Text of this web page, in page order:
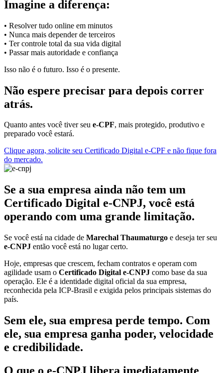
Imagine a diferença:
• Resolver tudo online em minutos
• Nunca mais depender de terceiros
• Ter controle total da sua vida digital
• Passar mais autoridade e confiança
Isso não é o futuro. Isso é o presente.
Não espere precisar para depois correr
atrás.
Quanto antes você tiver seu e-CPF, mais protegido, produtivo e
preparado você estará.
Clique agora, solicite seu Certificado Digital e-CPF e não fique fora
do mercado.
Se a sua empresa ainda não tem um
Certificado Digital e-CNPJ, você está
operando com uma grande limitação.
Se você está na cidade de Marechal Thaumaturgo e deseja ter seu
e-CNPJ então você está no lugar certo.
Hoje, empresas que crescem, fecham contratos e operam com
agilidade usam o Certificado Digital e-CNPJ como base da sua
operação. Ele é a identidade digital oficial da sua empresa,
reconhecida pela ICP-Brasil e exigida pelos principais sistemas do
país.
Sem ele, sua empresa perde tempo. Com
ele, sua empresa ganha poder, velocidade
e credibilidade.